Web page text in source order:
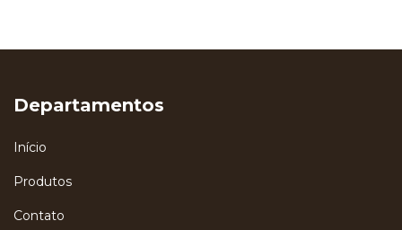
Departamentos
Início
Produtos
Contato